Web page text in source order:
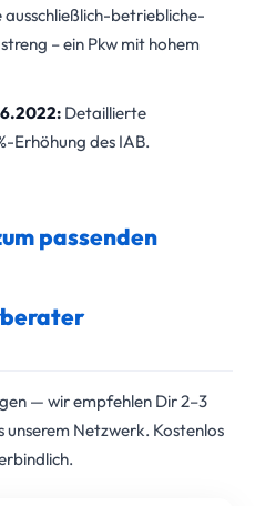
ausschließlich-betriebliche-
– ein Pkw mit hohem
Detaillierte
Erhöhung des IAB.
passenden
— wir empfehlen Dir 2–3
Netzwerk. Kostenlos